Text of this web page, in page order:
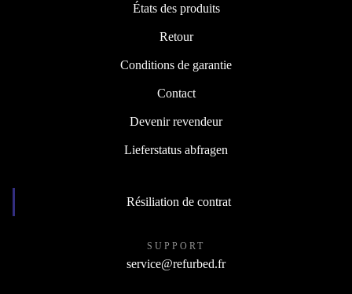
États des produits
Retour
Conditions de garantie
Contact
Devenir revendeur
Lieferstatus abfragen
Résiliation de contrat
SUPPORT
service@refurbed.fr